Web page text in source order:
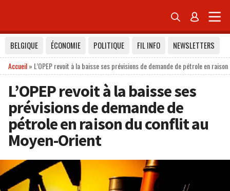
 
BELGIQUE ÉCONOMIE POLITIQUE FIL INFO
NEWSLETTERS
Accueil» L’OPEP revoit à la baisse ses prévisions de demande de pétrole en
L’OPEP revoit à la baisse ses
prévisions de demande de
pétrole en raison du conflit au
Moyen-Orient